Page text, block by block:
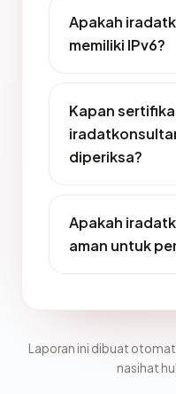
Apakah
memiliki IPv6?
Kapan
diperiksa?
Apakah
aman untuk
Laporan ini dibuat
nasihat